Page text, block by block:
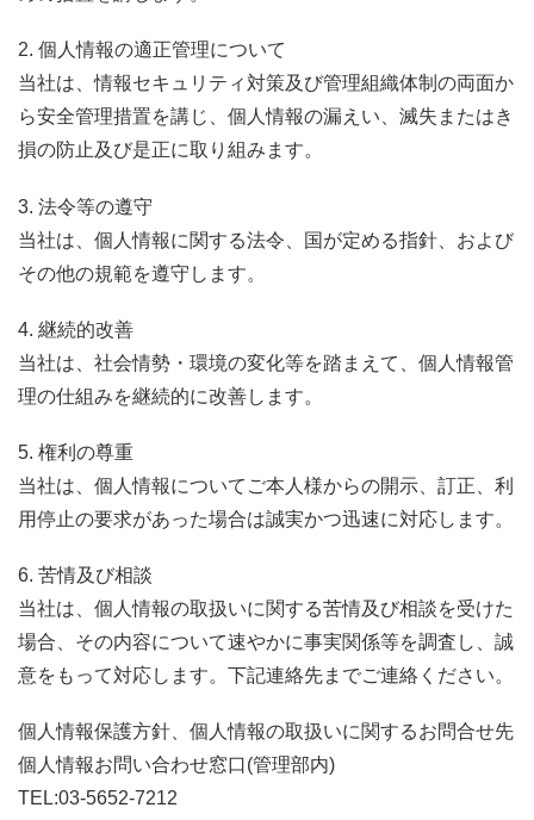
2. 個人情報の適正管理について
当社は、情報セキュリティ対策及び管理組織体制の両面か
ら安全管理措置を講じ、個人情報の漏えい、滅失またはき
損の防止及び是正に取り組みます。
3. 法令等の遵守
当社は、個人情報に関する法令、国が定める指針、および
その他の規範を遵守します。
4. 継続的改善
当社は、社会情勢・環境の変化等を踏まえて、個人情報管
理の仕組みを継続的に改善します。
5. 権利の尊重
当社は、個人情報についてご本人様からの開示、訂正、利
用停止の要求があった場合は誠実かつ迅速に対応します。
6. 苦情及び相談
当社は、個人情報の取扱いに関する苦情及び相談を受けた
場合、その内容について速やかに事実関係等を調査し、誠
意をもって対応します。下記連絡先までご連絡ください。
個人情報保護方針、個人情報の取扱いに関するお問合せ先
個人情報お問い合わせ窓口(管理部内)
TEL:03-5652-7212